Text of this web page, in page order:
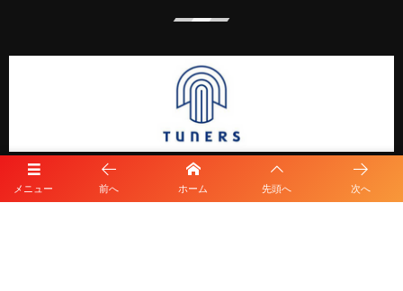
メニュー 前へ ホーム 先頭へ 次へ